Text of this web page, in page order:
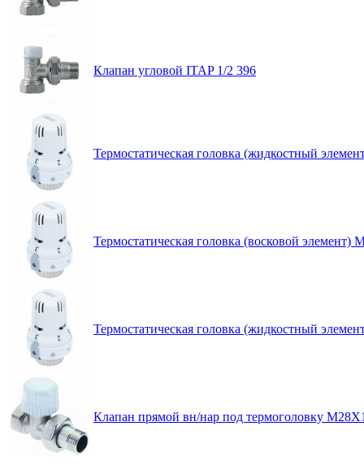
Клапан угловой ITAP 1/2 396
Термостатическая головка (жидкостный
Термостатическая головка (восковой
Термостатическая головка (жидкостный
Клапан прямой вн/нар под термоголовку